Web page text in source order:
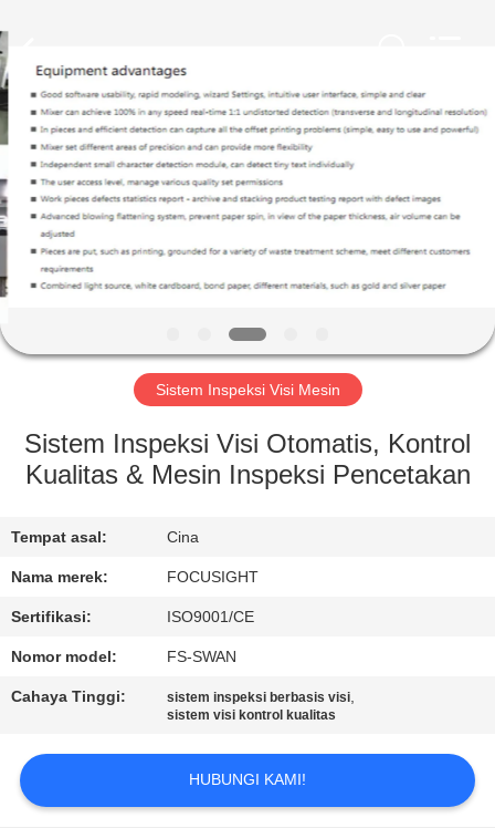
RUMAH
PRODUK
TENTANG
KAMI
TUR
KONTROL
HUBUNGI
KAMI
PERMINTAAN
PENAWARAN
Co.,Ltd.
All
Rights
Reserved.
Sistem Inspeksi Visi Mesin
Sistem Inspeksi Visi Otomatis, Kontrol
Kualitas & Mesin Inspeksi Pencetakan
Tempat asal: Cina
Nama merek: FOCUSIGHT
Sertifikasi: ISO9001/CE
Nomor model: FS-SWAN
Cahaya Tinggi: sistem inspeksi berbasis visi,
sistem visi kontrol kualitas
HUBUNGI KAMI!